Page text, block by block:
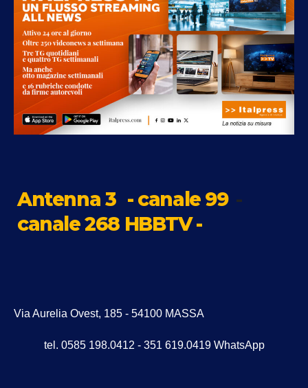
Antenna 3 - canale 99 -
canale 268 HBBTV -
Via Aurelia Ovest, 185 - 54100 MASSA
tel. 0585 198.0412 - 351 619.0419 WhatsApp